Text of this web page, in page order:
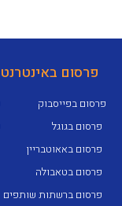
פרסום באינטרנט
פרסום בפייסבוק
פרסום בגוגל
פרסום באאוטבריין
פרסום בטאבולה
פרסום ברשתות שותפים